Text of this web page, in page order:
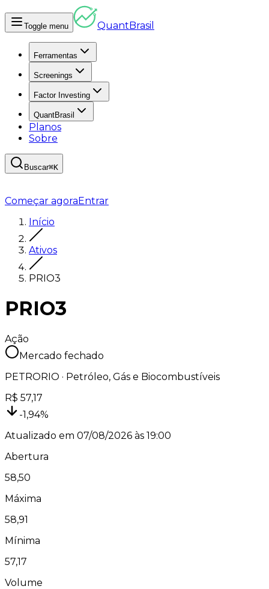
Toggle menu QuantBrasil
Ferramentas
Screenings
Factor Investing
QuantBrasil
Planos
Sobre
Buscar⌘K
Começar agoraEntrar
Início
Ativos
PRIO3
PRIO3
Ação
Mercado fechado
PETRORIO · Petróleo, Gás e Biocombustíveis
R$ 57,17
-1,94%
Atualizado em 07/08/2026 às 19:00
Abertura
58,50
Máxima
58,91
Mínima
57,17
Volume